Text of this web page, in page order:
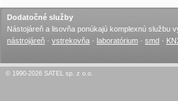
Dodatočné služby
Nástojáreň a lisovňa ponúkajú komplexnú službu
nástrojáreň · vstrekovňa · laboratórium · smd ·
© 1990-2026 SATEL sp. z o.o.